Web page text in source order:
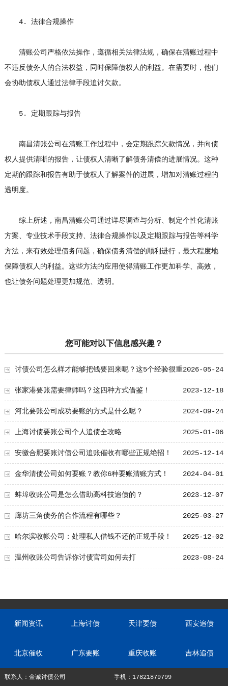
4. 法律合规操作
清账公司严格依法操作，遵循相关法律法规，确保在清账过程中
不违反债务人的合法权益，同时保障债权人的利益。在需要时，他们
会协助债权人通过法律手段追讨欠款。
5. 定期跟踪与报告
南昌清账公司在清账工作过程中，会定期跟踪欠款情况，并向债
权人提供清晰的报告，让债权人清晰了解债务清偿的进展情况。这种
定期的跟踪和报告有助于债权人了解案件的进展，增加对清账过程的
透明度。
综上所述，南昌清账公司通过详尽调查与分析、制定个性化清账
方案、专业技术手段支持、法律合规操作以及定期跟踪与报告等科学
方法，来有效处理债务问题，确保债务清偿的顺利进行，最大程度地
保障债权人的利益。这些方法的应用使得清账工作更加科学、高效，
也让债务问题处理更加规范、透明。
您可能对以下信息感兴趣？
2026-05-24
讨债公司怎么样才能够把钱要回来呢？这5个经验很重
要！ 2023-12-18
张家港要账需要律师吗？这四种方式借鉴！
2024-09-24
河北要账公司成功要账的方式是什么呢？
2025-01-06
上海讨债要账公司个人追债全攻略
2025-12-14
安徽合肥要账讨债公司追账催收有哪些正规绝招！
2024-04-01
金华清债公司如何要账？教你6种要账清账方式！
2023-12-07
蚌埠收账公司是怎么借助高科技追债的？
2025-03-27
廊坊三角债务的合作流程有哪些？
2025-12-02
哈尔滨收帐公司：处理私人借钱不还的正规手段！
2023-08-24
温州收账公司告诉你讨债官司如何去打
新闻资讯 上海讨债 天津要债 西安追债
北京催收 广东要账 重庆收账 吉林追债
联系人：金诚讨债公司 手机：17821879799